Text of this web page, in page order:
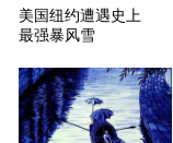
美国纽约遭遇史上
最强暴风雪